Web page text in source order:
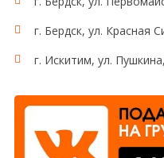
г. Бердск, ул. Красная
г. Искитим, ул.